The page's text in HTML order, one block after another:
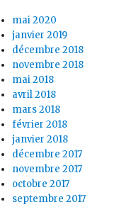
mai 2020
janvier 2019
décembre 2018
novembre 2018
mai 2018
avril 2018
mars 2018
février 2018
janvier 2018
décembre 2017
novembre 2017
octobre 2017
septembre 2017